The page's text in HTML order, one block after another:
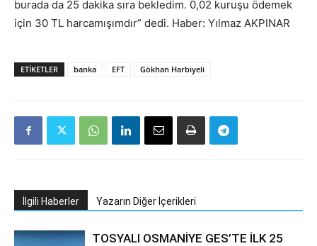
burada da 25 dakika sıra bekledim. 0,02 kuruşu ödemek
için 30 TL harcamışımdır” dedi. Haber: Yılmaz AKPINAR
ETIKETLER banka EFT Gökhan Harbiyeli
İlgili Haberler Yazarın Diğer İçerikleri
TOSYALI OSMANİYE GES’TE İLK 25